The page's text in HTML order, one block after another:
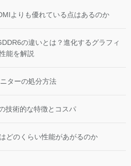
よりも優れている点はあるのか
の違いとは？進化するグラフィ
能を解説
ターの処分方法
技術的な特徴とコスパ
どのくらい性能があがるのか